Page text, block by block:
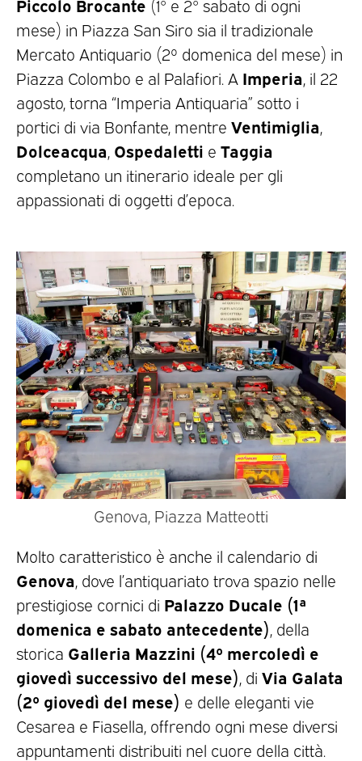
(1° e 2° sabato di ogni
mese) in Piazza San Siro sia il tradizionale
Mercato Antiquario (2º domenica del mese) in
Piazza Colombo e al Palafiori. A Imperia , il 22
agosto, torna “Imperia Antiquaria” sotto i
portici di via Bonfante, mentre Ventimiglia
Dolceacqua Ospedaletti e Taggia
completano un itinerario ideale per gli
appassionati di oggetti d’epoca.
Genova, Piazza Matteotti
Molto caratteristico è anche il calendario di
Genova , dove l’antiquariato trova spazio nelle
prestigiose cornici di Palazzo Ducale (1ª
domenica e sabato antecedente) , della
storica Galleria Mazzini (4º mercoledì e
giovedì successivo del mese) , di Via Galata
(2º giovedì del mese) e delle eleganti vie
Cesarea e Fiasella, offrendo ogni mese diversi
appuntamenti distribuiti nel cuore della città.